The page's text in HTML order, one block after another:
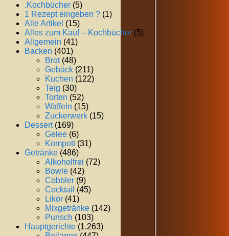
.Kochbücher (5)
1 Rezept eingeben ? (1)
Alle Artikel (15)
Alles zum Kauf – Kochbücher (5)
Allgemein (41)
Backen (401)
Brot(48)
Gebäck (211)
Kuchen (122)
Teig (30)
Torten (52)
Waffeln (15)
Zuckerwerk (15)
Dessert(169)
Gelee (6)
Kompott(31)
Getränke (486)
Alkoholfrei (72)
Bowle (42)
Cobbler (9)
Cocktail (45)
Likör (41)
Mixgetränke (142)
Punsch (103)
Hauptgerichte (1.263)